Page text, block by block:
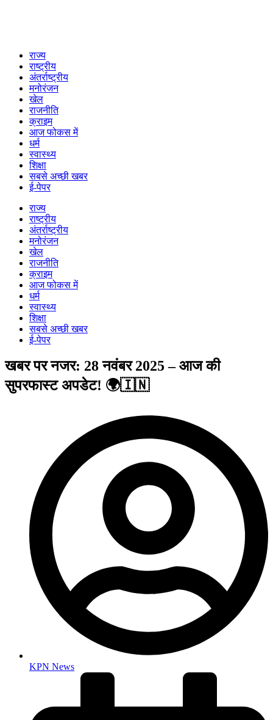
राज्य
राष्ट्रीय
अंतर्राष्ट्रीय
मनोरंजन
खेल
राजनीति
क्राइम
आज फोकस में
धर्म
स्वास्थ्य
शिक्षा
सबसे अच्छी खबर
ई-पेपर
राज्य
राष्ट्रीय
अंतर्राष्ट्रीय
मनोरंजन
खेल
राजनीति
क्राइम
आज फोकस में
धर्म
स्वास्थ्य
शिक्षा
सबसे अच्छी खबर
ई-पेपर
खबर पर नजर: 28 नवंबर 2025 – आज की
सुपरफास्ट अपडेट! 🌍🇮🇳
KPN News